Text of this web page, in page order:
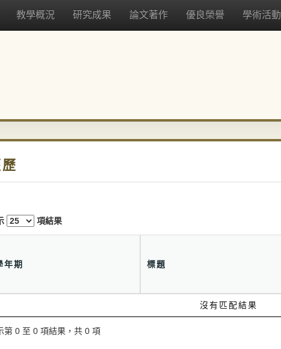
教學概況 研究成果 論文著作 優良榮譽 學術活動
項結果
年期 標題
沒有匹配結果
第 0 至 0 項結果，共 0 項